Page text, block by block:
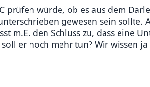
prüfen würde, ob es aus dem
gewesen sein sollte.
m.E. den Schluss zu, dass eine
er noch mehr tun? Wir wissen